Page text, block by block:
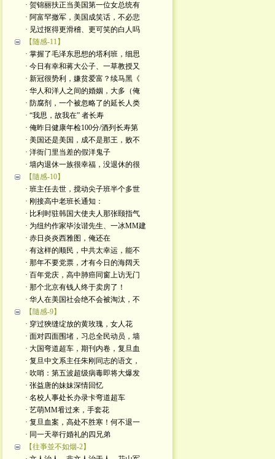
· 贺锦丽扶正当美国第一位女总统有
· 阿富罕撤军，美国成笑话，不必悲
· 见过抠得更滑稽、更可笑的白人吗
【随感-11】
· 掌握了毛泽东思想的塔利班，细思
· 今日有幸和蒋大公子、一草教授又
· 新冠很势利，嫌贫爱富？续马黑《
· 华人和洋人之间的婚姻，大多（俺
· 防腐剂，一个被忽略了的延长人类
· “我思，故我在” 者长寿
· 俺昨日健康年检100分/酒列长寿第
· 美国还是美国，成不是那王，败不
· 洋衙门里当差的假洋鬼子
· 墙内退休一族很幸福，没退休的很
【隨感-10】
· 班主任去世，搅动尖子班半个多世
· 刚接高中老班长通知：
· 比利时驻韩国大使夫人那张颐指气
· 为纽约作家毕汝谐先生、一冰MM建
· 赤日炎炎西雅图，俺还在
· 有这样的顺民，中共太幸运，能不
· 那年不要党票，才有今日的海阔天
· 百年党庆，高中肺癌同窗上访无门
· 那个北京有钱人终于卖房了！
· 华人在美国社会绝不会被淘汰，不
【隨感-9】
· 穿过狹缝绽放的黄玫瑰，女人花
· 面对四面围堵，习总全民动员，墙
· 大国弯道超车，期刊内卷，复旦血
· 复旦中文系主任朱刚同志的语文，
· 吹哨：第五波超级病毒即将大爆发
· 张益唐的妹妹深情回忆
· 名校人事处长办录卡弯道超车
· 艺萌MM㸔过来，手套花
· 复旦血案，高处不胜寒！何不退一
· 同一天举行婚礼的四兄弟
【往亊並不如烟-2】